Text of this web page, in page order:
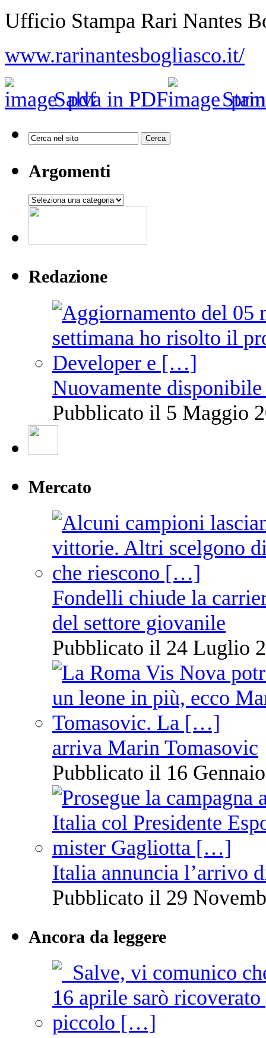
Ufficio Stampa Rari Nantes
www.rarinantesbogliasco.it/
Salva in PDF
Argomenti
Argomenti
Redazione
Nuovamente
Pubblicato il 5 Maggio
Mercato
Fondelli chiude la
del settore giovanile
Pubblicato il 24 Luglio
arriva Marin Tomasovic
Pubblicato il 16
Italia annuncia l’arrivo
Pubblicato il 29
Ancora da leggere